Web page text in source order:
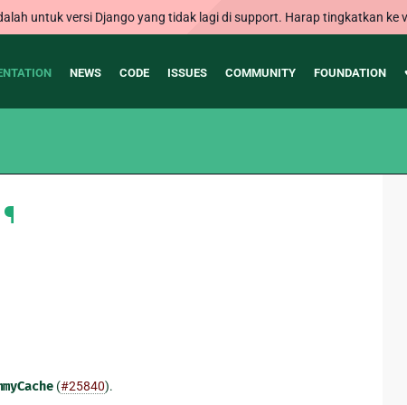
untuk versi Django yang tidak lagi di support. Harap tingkatkan ke
NEWS CODE ISSUES COMMUNITY FOUNDATION
¶
(#25840).